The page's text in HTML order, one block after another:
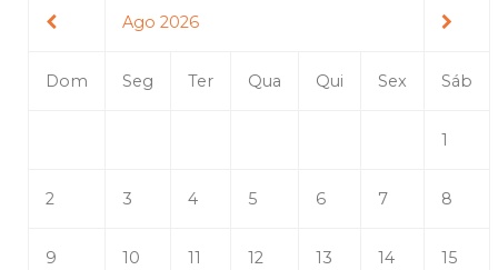
Ago 2026
Dom Seg Ter Qua Qui Sex Sáb
1
2 3 4 5 6 7 8
9 10 11 12 13 14 15